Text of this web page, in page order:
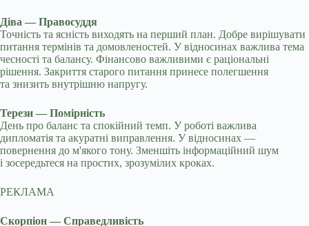
Діва — Правосуддя
Точність та ясність виходять на перший план. Добре вирішувати
питання термінів та домовленостей. У відносинах важлива тема
чесності та балансу. Фінансово важливими є раціональні
рішення. Закриття старого питання принесе полегшення
та знизить внутрішню напругу.
Терези — Помірність
День про баланс та спокійний темп. У роботі важлива
дипломатія та акуратні виправлення. У відносинах —
повернення до м'якого тону. Зменшіть інформаційний шум
і зосередьтеся на простих, зрозумілих кроках.
РЕКЛАМА
Скорпіон — Справедливість